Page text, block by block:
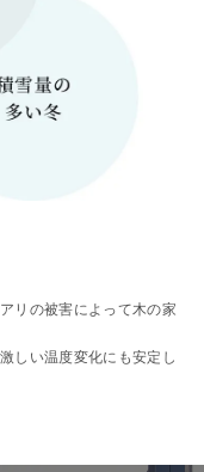
リの被害によって木の家
しい温度変化にも安定し